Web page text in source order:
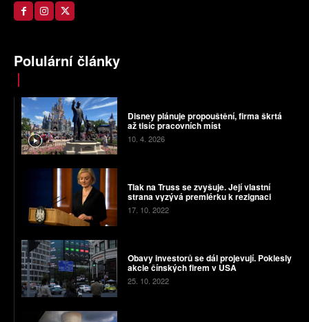
Polulární články
Disney plánuje propouštění, firma škrtá
až tisíc pracovních míst
10. 4. 2026
Tlak na Truss se zvyšuje. Její vlastní
strana vyzývá premiérku k rezignaci
17. 10. 2022
Obavy investorů se dál projevují. Poklesly
akcie čínských firem v USA
25. 10. 2022